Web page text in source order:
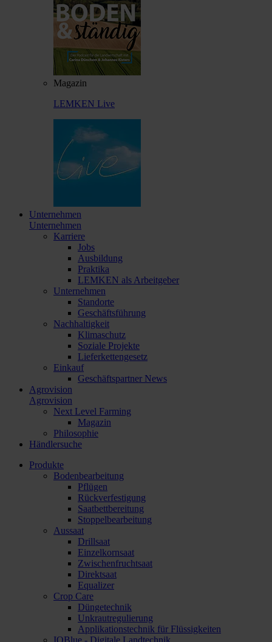
Magazin
LEMKEN Live
Unternehmen
Unternehmen
Karriere
Jobs
Ausbildung
Praktika
LEMKEN als Arbeitgeber
Unternehmen
Standorte
Geschäftsführung
Nachhaltigkeit
Klimaschutz
Soziale Projekte
Lieferkettengesetz
Einkauf
Geschäftspartner News
Agrovision
Agrovision
Next Level Farming
Magazin
Philosophie
Händlersuche
Produkte
Bodenbearbeitung
Pflügen
Rückverfestigung
Saatbettbereitung
Stoppelbearbeitung
Aussaat
Drillsaat
Einzelkornsaat
Zwischenfruchtsaat
Direktsaat
Equalizer
Crop Care
Düngetechnik
Unkrautregulierung
Applikationstechnik für Flüssigkeiten
IQBlue - Digitale Landtechnik